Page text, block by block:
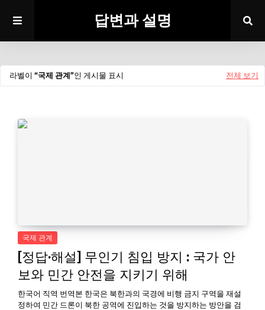
답변과 설명
라벨이 국제 관계 인 게시물 표시 전체 보기
국제 관계
[정답·해설] 무인기 침입 방지 : 국가 안
보와 민간 안전을 지키기 위해
한국어 직역 번역본 한국은 북한과의 국경에 비행 금지 구역을 재설
정하여 민간 드론이 북한 공역에 진입하는 것을 방지하는 방안을 검